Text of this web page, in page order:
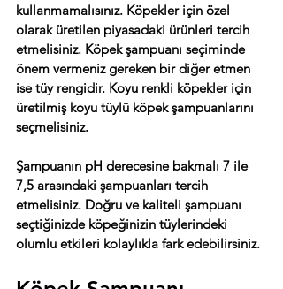
kullanmamalısınız. Köpekler için özel
olarak üretilen piyasadaki ürünleri tercih
etmelisiniz. Köpek şampuanı seçiminde
önem vermeniz gereken bir diğer etmen
ise tüy rengidir. Koyu renkli köpekler için
üretilmiş koyu tüylü köpek şampuanlarını
seçmelisiniz.
Şampuanın pH derecesine bakmalı 7 ile
7,5 arasındaki şampuanları tercih
etmelisiniz. Doğru ve kaliteli şampuanı
seçtiğinizde köpeğinizin tüylerindeki
olumlu etkileri kolaylıkla fark edebilirsiniz.